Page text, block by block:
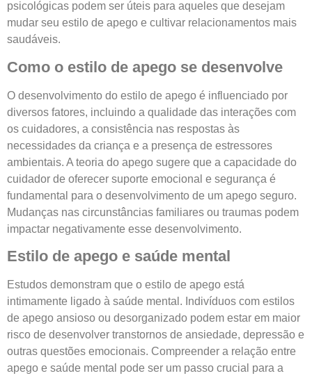
psicológicas podem ser úteis para aqueles que desejam
mudar seu estilo de apego e cultivar relacionamentos mais
saudáveis.
Como o estilo de apego se desenvolve
O desenvolvimento do estilo de apego é influenciado por
diversos fatores, incluindo a qualidade das interações com
os cuidadores, a consistência nas respostas às
necessidades da criança e a presença de estressores
ambientais. A teoria do apego sugere que a capacidade do
cuidador de oferecer suporte emocional e segurança é
fundamental para o desenvolvimento de um apego seguro.
Mudanças nas circunstâncias familiares ou traumas podem
impactar negativamente esse desenvolvimento.
Estilo de apego e saúde mental
Estudos demonstram que o estilo de apego está
intimamente ligado à saúde mental. Indivíduos com estilos
de apego ansioso ou desorganizado podem estar em maior
risco de desenvolver transtornos de ansiedade, depressão e
outras questões emocionais. Compreender a relação entre
apego e saúde mental pode ser um passo crucial para a